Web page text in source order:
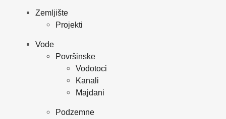
Zemljište
Projekti
Vode
Površinske
Vodotoci
Kanali
Majdani
Podzemne